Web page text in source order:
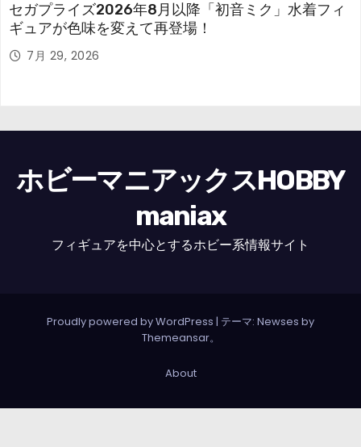
セガプライズ2026年8月以降「初音ミク」水着フィ
ギュアが色味を変えて再登場！
7月 29, 2026
ホビーマニアックスHOBBY
maniax
フィギュアを中心とするホビー系情報サイト
Proudly powered by WordPress | テーマ: Newses by
Themeansar。
About